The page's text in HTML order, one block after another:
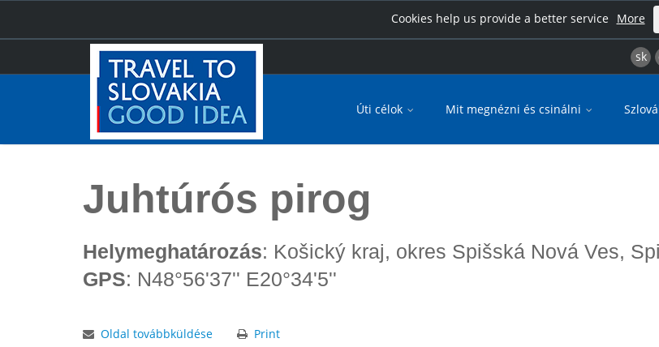
Cookies help us provide a better service More
sk
Úti célok Mit megnézni és csinálni
Főoldal Juhtúrós pirog
Juhtúrós pirog
Helymeghatározás: Košický kraj, okres Spišská Nová Ves,
GPS: N48°56'37'' E20°34'5''
Oldal továbbküldése Print